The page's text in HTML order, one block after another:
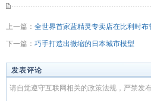
上一篇： 全世界首家蓝精灵专卖店在比利时布
下一篇： 巧手打造出微缩的日本城市模型
发表评论
请自觉遵守互联网相关的政策法规，严禁发